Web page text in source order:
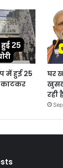
में हुई 25
काटकर
घर
रही